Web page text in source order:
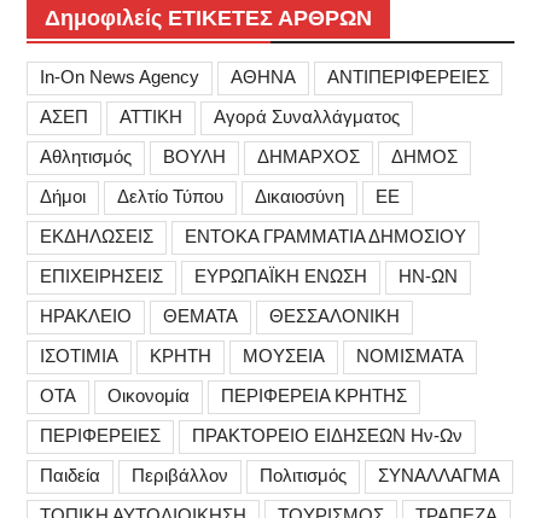
Δημοφιλείς ΕΤΙΚΕΤΕΣ ΑΡΘΡΩΝ
In-On News Agency ΑΘΗΝΑ
ΑΝΤΙΠΕΡΙΦΕΡΕΙΕΣ
ΑΣΕΠ
ΑΤΤΙΚΗ
Αγορά Συναλλάγματος
Αθλητισμός
ΒΟΥΛΗ ΔΗΜΑΡΧΟΣ
ΔΗΜΟΣ
Δήμοι
Δελτίο Τύπου Δικαιοσύνη
ΕΕ
ΕΚΔΗΛΩΣΕΙΣ
ΕΝΤΟΚΑ ΓΡΑΜΜΑΤΙΑ ΔΗΜΟΣΙΟΥ
ΕΠΙΧΕΙΡΗΣΕΙΣ
ΕΥΡΩΠΑΪΚΗ ΕΝΩΣΗ
ΗΝ-ΩΝ
ΗΡΑΚΛΕΙΟ
ΘΕΜΑΤΑ
ΘΕΣΣΑΛΟΝΙΚΗ
ΙΣΟΤΙΜΙΑ
ΚΡΗΤΗ ΜΟΥΣΕΙΑ
ΝΟΜΙΣΜΑΤΑ
ΟΤΑ
Οικονομία
ΠΕΡΙΦΕΡΕΙΑ ΚΡΗΤΗΣ
ΠΕΡΙΦΕΡΕΙΕΣ
ΠΡΑΚΤΟΡΕΙΟ ΕΙΔΗΣΕΩΝ Ην-Ων
Παιδεία
Περιβάλλον Πολιτισμός
ΣΥΝΑΛΛΑΓΜΑ